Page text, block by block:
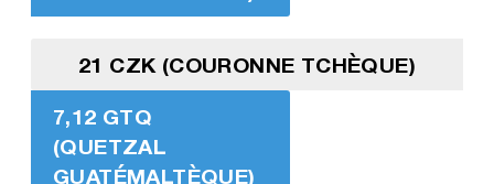
21 CZK (COURONNE TCHÈQUE)
7,12 GTQ
(QUETZAL
GUATÉMALTÈQUE)